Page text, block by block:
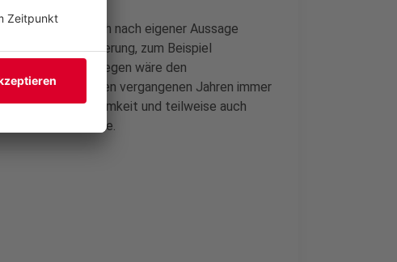
ändert sich nach eigener Aussage
Diskriminierung, zum Beispiel
Vettel hingegen wäre den
Er machte in den vergangenen Jahren immer
damit Aufmerksamkeit und teilweise auch
seine Rennkarriere.